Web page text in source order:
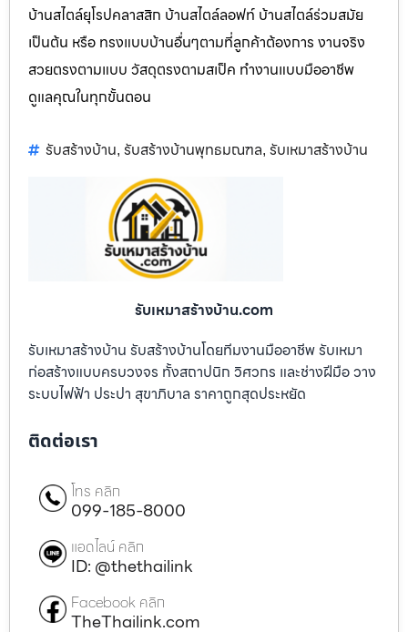
บ้านสไตล์ยุโรปคลาสสิก บ้านสไตล์ลอฟท์ บ้านสไตล์ร่วมสมัย
เป็นต้น หรือ ทรงแบบบ้านอื่นๆตามที่ลูกค้าต้องการ งานจริง
สวยตรงตามแบบ วัสดุตรงตามสเป็ค ทำงานแบบมืออาชีพ
ดูแลคุณในทุกขั้นตอน
รับสร้างบ้าน, รับสร้างบ้านพุทธมณฑล, รับเหมาสร้างบ้าน
รับเหมาสร้างบ้าน.com
รับเหมาสร้างบ้าน รับสร้างบ้านโดยทีมงานมืออาชีพ รับเหมา
ก่อสร้างแบบครบวงจร ทั้งสถาปนิก วิศวกร และช่างฝีมือ วาง
ระบบไฟฟ้า ประปา สุขาภิบาล ราคาถูกสุดประหยัด
ติดต่อเรา
โทร คลิก
099-185-8000
แอดไลน์ คลิก
ID: @thethailink
Facebook คลิก
TheThailink.com